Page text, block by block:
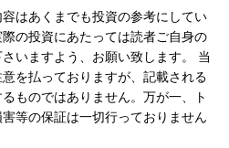
はあくまでも投資の参考にしてい
の投資にあたっては読者ご自身の
いますよう、お願い致します。 当
を払っておりますが、記載される
ものではありません。万が一、ト
等の保証は一切行っておりません